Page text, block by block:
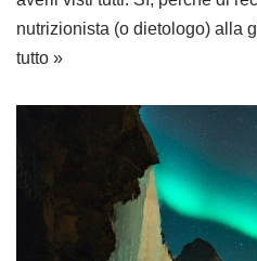
nutrizionista (o dietologo) alla
tutto »